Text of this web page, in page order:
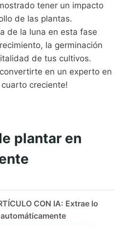
tener un impacto
de las plantas.
de la luna en esta fase
la germinación
de tus cultivos.
en un experto en
creciente!
plantar en
CON IA: Extrae lo